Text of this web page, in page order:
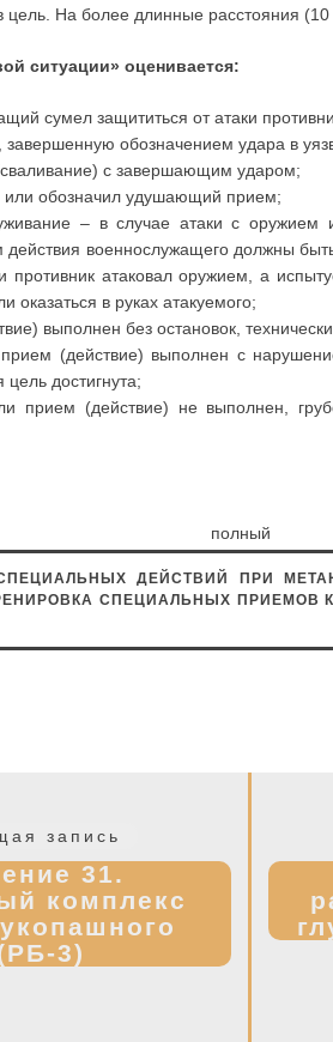
цель. На более длинные расстояния
ситуации» оценивается:
сумел защититься от атаки
завершенную обозначением удара в
с завершающим ударом;
или обозначил удушающий прием;
– в случае атаки с оружием
действия военнослужащего должны
противник атаковал оружием, а
оказаться в руках атакуемого;
выполнен без остановок,
прием (действие) выполнен с
достигнута;
прием (действие) не выполнен,
ДЕЙСТВИЙ ПРИ
СПЕЦИАЛЬНЫХ
запись
запись:
31.
комплекс
3)